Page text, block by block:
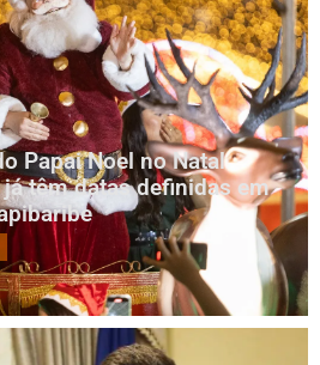
Papai Noel no Natal
têm datas definidas em